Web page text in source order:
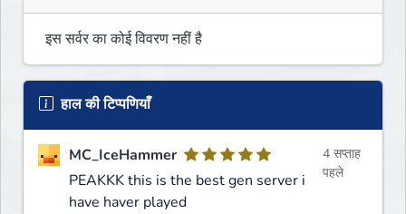
इस सर्वर का कोई विवरण नहीं है
हाल की टिप्पणियाँ
MC_IceHammer
PEAKKK this is the best gen server i
have haver played
4 सप्ताह
पहले